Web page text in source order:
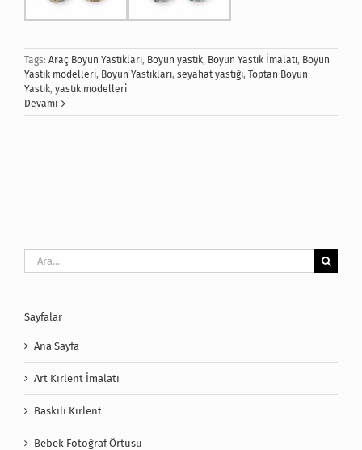
Tags: Araç Boyun Yastıkları, Boyun yastık, Boyun Yastık İmalatı, Boyun
Yastık modelleri, Boyun Yastıkları, seyahat yastığı, Toptan Boyun
Yastık, yastık modelleri
Devamı
Ara:
Sayfalar
Ana Sayfa
Art Kırlent İmalatı
Baskılı Kırlent
Bebek Fotoğraf Örtüsü